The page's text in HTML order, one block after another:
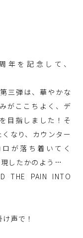
年を記念して、
三弾は、華やかな
がここちよく、デ
目指しました！そ
なり、カウンター
が落ち着いてく
したかのよう…
THE PAIN INTO
声で！